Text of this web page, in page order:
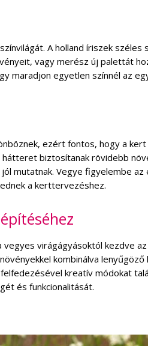
A holland íriszek széles
vagy merész új palettát
maradjon egyetlen színnél az
ezért fontos, hogy a
biztosítanak rövidebb
mutatnak. Vegye figyelembe
a kerttervezéshez.
virágágyásoktól kezdve
kombinálva
kreatív módokat
és funkcionalitását.